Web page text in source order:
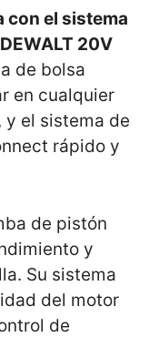
con el sistema
20V
de bolsa
en cualquier
y el sistema de
rápido y
de pistón
y
Su sistema
del motor
de